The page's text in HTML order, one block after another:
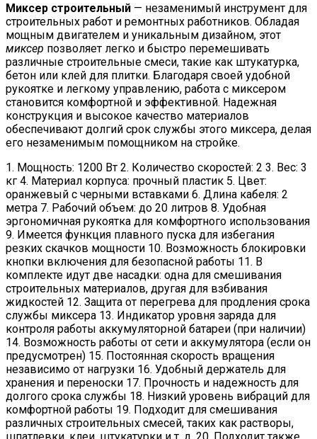
Миксер строительный — незаменимый инструмент для
строительных работ и ремонтных работников. Обладая
мощным двигателем и уникальным дизайном, этот
миксер позволяет легко и быстро перемешивать
различные строительные смеси, такие как штукатурка,
бетон или клей для плитки. Благодаря своей удобной
рукоятке и легкому управлению, работа с миксером
становится комфортной и эффективной. Надежная
конструкция и высокое качество материалов
обеспечивают долгий срок службы этого миксера, делая
его незаменимым помощником на стройке.
1. Мощность: 1200 Вт 2. Количество скоростей: 2 3. Вес: 3
кг 4. Материал корпуса: прочный пластик 5. Цвет:
оранжевый с черными вставками 6. Длина кабеля: 2
метра 7. Рабочий объем: до 20 литров 8. Удобная
эргономичная рукоятка для комфортного использования
9. Имеется функция плавного пуска для избегания
резких скачков мощности 10. Возможность блокировки
кнопки включения для безопасной работы 11. В
комплекте идут двe насадки: одна для смешивания
строительных материалов, другая для взбивания
жидкостей 12. Защита от перегрева для продления срока
службы миксера 13. Индикатор уровня заряда для
контроля работы аккумуляторной батареи (при наличии)
14. Возможность работы от сети и аккумулятора (если он
предусмотрен) 15. Постоянная скорость вращения
независимо от нагрузки 16. Удобный держатель для
хранения и переноски 17. Прочность и надежность для
долгого срока службы 18. Низкий уровень вибраций для
комфортной работы 19. Подходит для смешивания
различных строительных смесей, таких как растворы,